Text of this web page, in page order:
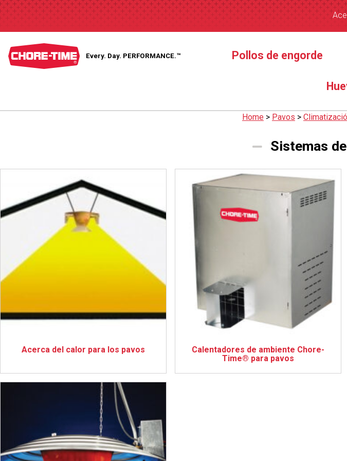
Every. Day. PERFORMANCE.™ Pollos de engorde
Home > Pavos >
Sistemas
Acerca del calor para los pavos
Calentadores de ambiente Chore-
Time® para pavos